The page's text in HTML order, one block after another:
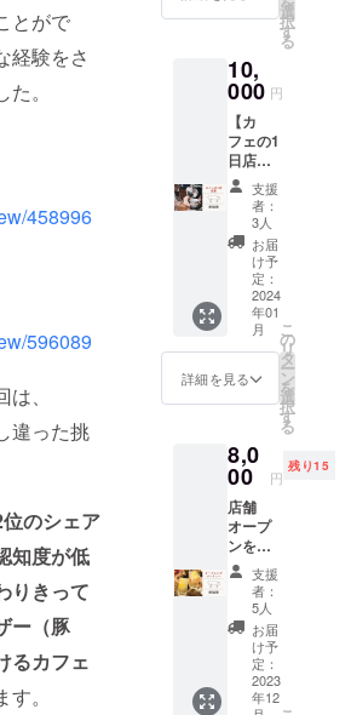
とがで
経験をさ
。
458996
596089
、
違った挑
のシェア
知度が低
りきって
ー（豚
るカフェ
。
一緒に
カフェ
上げま
しょ
う︎︎︎！！
日程
は、な
るべく
要望に
沿うよ
う調整
しま
す。 ※
備考欄
より希
望の日
程を、
2024年
1月以降
い。 ※
交通
費、売
り上げ
からの
利益は
ありま
せん。
※有効期
限は、
プロ
ジェク
ト終了
から半
選
択
す
る
10,
000 円
【カ
フェの1
日店長
券】 初
めての
挑戦で
ある
「カ
フェ」
を1日店
長とし
て手
伝って
くださ
る方を
募集い
す。 店
長とし
て、一
緒にカ
フェを
盛り上
げてく
ださ
い！！
日程
は、な
るべく
要望に
沿うよ
支援
者：
3人
お届
け予
定：
2024
年01
月
詳細を見る
こ
の
リ
タ
ー
ン
を
選
択
す
る
8,0
00 円
残り15
店舗
オープ
ンを記
念した
【オー
プニン
グイベ
ント参
加権】
「0から
のお店
支援
者：
5人
お届
け予
定：
2023
年12